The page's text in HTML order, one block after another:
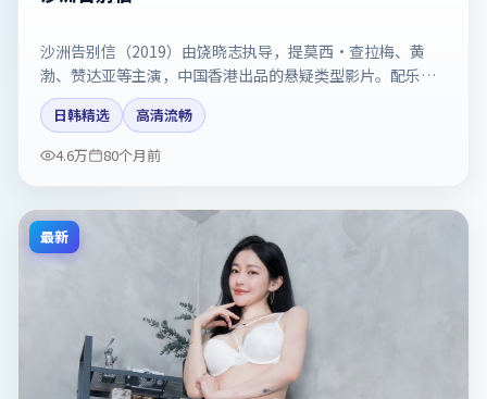
沙洲告别信（2019）由饶晓志执导，提莫西·查拉梅、黄
渤、赞达亚等主演，中国香港出品的悬疑类型影片。配乐与
剪辑强化了宿命感。剧情简介与主创信息可供检索参考，上
映日期以片方资料为准。
日韩精选
高清流畅
4.6万
80个月前
最新